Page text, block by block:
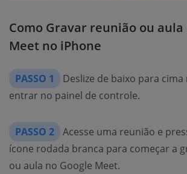
Como Gravar reunião ou aula
Meet no iPhone
PASSO 1
Deslize de baixo para
entrar no painel de controle.
PASSO 2
Acesse uma reunião e
ícone rodada branca para começar a
ou aula no Google Meet.